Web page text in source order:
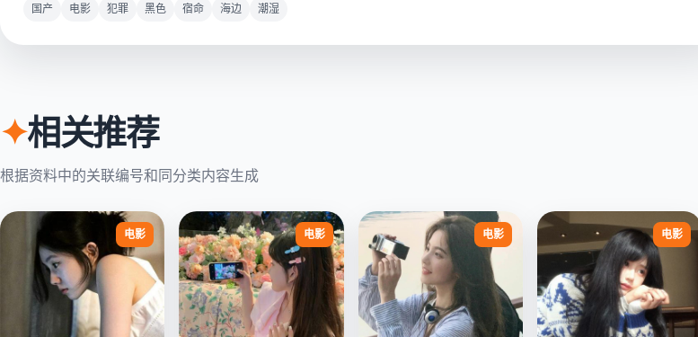
国产 电影 犯罪 黑色 宿命 海边 潮湿
✦相关推荐
根据资料中的关联编号和同分类内容生成
电影 电影 电影 电影